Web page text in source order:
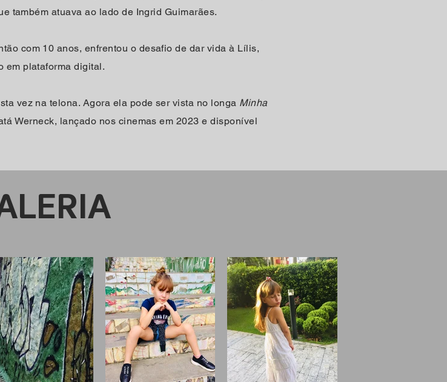
também atuava ao lado de Ingrid Guimarães.
com 10 anos, enfrentou o desafio de dar vida à Lílis,
em plataforma digital.
vez na telona. Agora ela pode ser vista no longa Minha
Werneck, lançado nos cinemas em 2023 e disponível